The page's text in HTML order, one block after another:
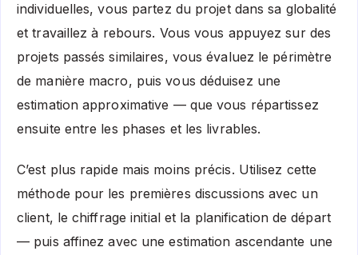
individuelles, vous partez du projet dans sa globalité
et travaillez à rebours. Vous vous appuyez sur des
projets passés similaires, vous évaluez le périmètre
de manière macro, puis vous déduisez une
estimation approximative — que vous répartissez
ensuite entre les phases et les livrables.
C’est plus rapide mais moins précis. Utilisez cette
méthode pour les premières discussions avec un
client, le chiffrage initial et la planification de départ
— puis affinez avec une estimation ascendante une